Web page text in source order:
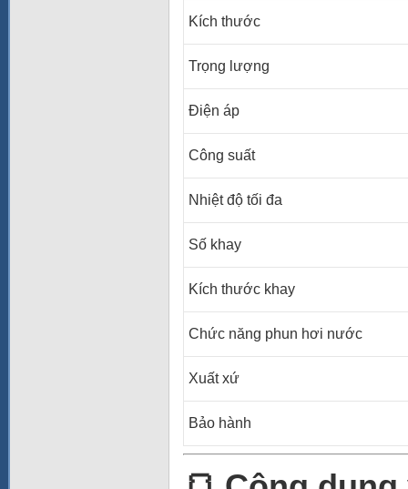
Kích thước
Trọng lượng
Điện áp
Công suất
Nhiệt độ tối đa
Số khay
Kích thước khay
Chức năng phun hơi nước
Xuất xứ
Bảo hành